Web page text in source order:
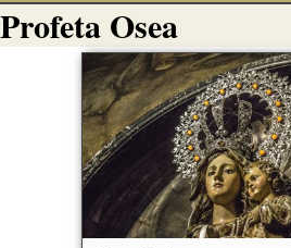
Profeta Osea